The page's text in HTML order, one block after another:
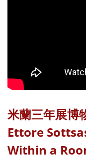
米蘭三年展博
Ettore
Within a